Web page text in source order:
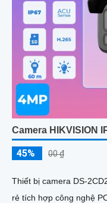
Camera HIKVISION
45% 00 ₫
Thiết bị camera DS-
rẻ tích hợp công nghệ